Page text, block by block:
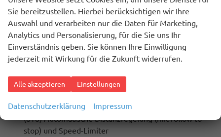
(9ZV) Komforttelefonie, ohne
Außenantennenanbindung
(U9E) Extern, USB Typ-C Datenbuchse(n) und
Ladebuchse(n) mit erhöhter Ladeleistung
(9WJ) Wired & Wireless App-Connect
SICHERHEIT:
(EM2) Ablenkungs- und Müdigkeitserkennung
(8T8) Automatische Distanzregelung (mit follow to
stop) und Speed-Limiter
Sie bereitzustellen. Hierbei berücksichtigen wir Ihre
Auswahl und verarbeiten nur die Daten für Marketing,
Analytics und Personalisierung, für die Sie uns Ihr
Einverständnis geben. Sie können Ihre Einwilligung
jederzeit mit Wirkung für die Zukunft widerrufen.
Alle akzeptieren Einstellungen
Datenschutzerklärung Impressum